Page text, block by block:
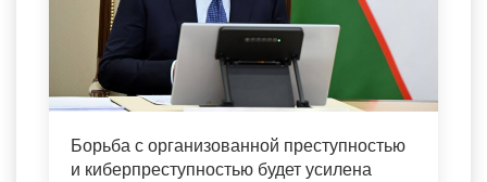
Борьба с организованной преступностью
и киберпреступностью будет усилена